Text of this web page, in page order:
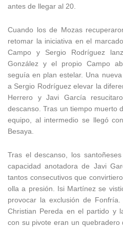
antes de llegar al 20.
Cuando los de Mozas
retomar la iniciativa en el
Campo y Sergio Rodríguez
González y el propio Campo
seguía en plan estelar. Una
a Sergio Rodríguez elevar la
Herrero y Javi García
descanso. Tras un tiempo muerto
equipo, al intermedio se llegó
Besaya.
Tras el descanso, los
capacidad anotadora de Javi
tantos consecutivos que
olla a presión. Isi Martínez se
provocar la exclusión de
Christian Pereda en el partido y
con su pivote eran un quebradero